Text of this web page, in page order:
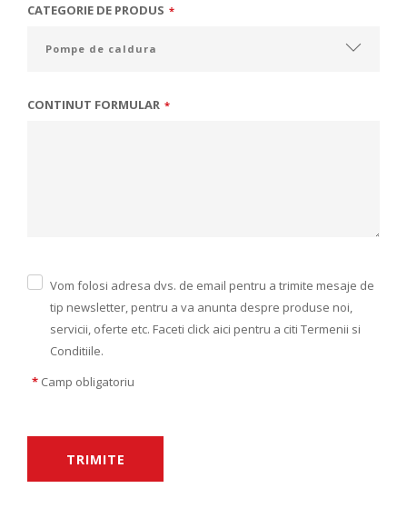
CATEGORIE DE PRODUS *
CONTINUT FORMULAR *
Vom folosi adresa dvs. de email pentru a trimite mesaje de
tip newsletter, pentru a va anunta despre produse noi,
servicii, oferte etc. Faceti click aici pentru a citi Termenii si
Conditiile.
* Camp obligatoriu
TRIMITE